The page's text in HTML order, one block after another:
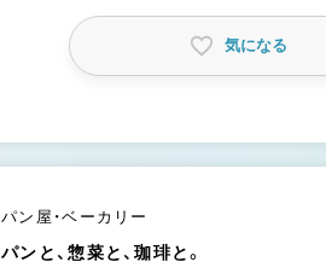
気になる
パン屋・ベーカリー
パンと、惣菜と、珈琲と。